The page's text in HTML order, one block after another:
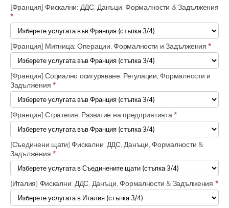
[Франция] Фискални: ДДС, Данъци, Формалности & Задължения
*
[Франция] Митница: Операции, Формалности и Задължения*
[Франция] Социално осигуряване: Регулации, Формалности и
Задължения*
[Франция] Стратегия: Развитие на предприятията*
[Съединени щати] Фискални: ДДС, Данъци, Формалности &
Задължения*
[Италия] Фискални: ДДС, Данъци, Формалности & Задължения *